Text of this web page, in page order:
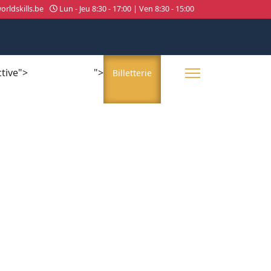
Lun - Jeu 8:30 - 17:00 | Ven 8:30 - 15:00
"> Billetterie